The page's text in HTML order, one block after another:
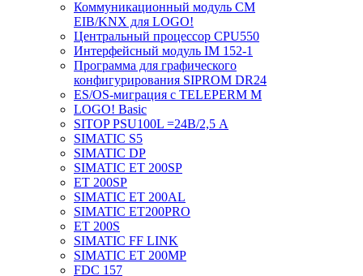
Коммуникационный модуль CM
EIB/KNX для LOGO!
Центральный процессор CPU550
Интерфейсный модуль IM 152-1
Программа для графического
конфигурирования SIPROM DR24
ES/OS-миграция с TELEPERM M
LOGO! Basic
SITOP PSU100L =24В/2,5 A
SIMATIC S5
SIMATIC DP
SIMATIC ET 200SP
ET 200SP
SIMATIC ET 200AL
SIMATIC ET200PRO
ET 200S
SIMATIC FF LINK
SIMATIC ET 200MP
FDC 157